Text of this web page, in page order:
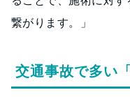
繋がります。」
交通事故で多い